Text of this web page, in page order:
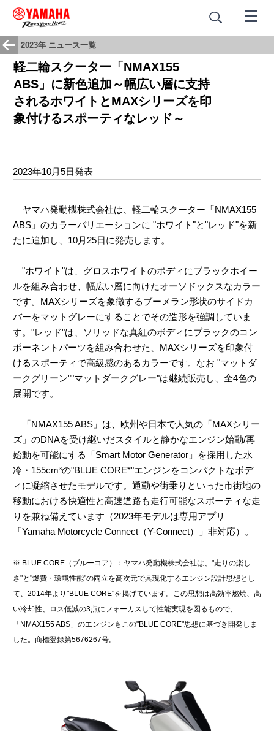
2023年 ニュース一覧
軽二輪スクーター「NMAX155
ABS」に新色追加～幅広い層に支持
されるホワイトとMAXシリーズを印
象付けるスポーティなレッド～
2023年10月5日発表
ヤマハ発動機株式会社は、軽二輪スクーター「NMAX155
ABS」のカラーバリエーションに "ホワイト"と"レッド"を新
たに追加し、10月25日に発売します。
"ホワイト"は、グロスホワイトのボディにブラックホイー
ルを組み合わせ、幅広い層に向けたオーソドックスなカラー
です。MAXシリーズを象徴するブーメラン形状のサイドカ
バーをマットグレーにすることでその造形を強調していま
す。"レッド"は、ソリッドな真紅のボディにブラックのコン
ポーネントパーツを組み合わせた、MAXシリーズを印象付
けるスポーティで高級感のあるカラーです。なお "マットダ
ークグリーン""マットダークグレー"は継続販売し、全4色の
展開です。
「NMAX155 ABS」は、欧州や日本で人気の「MAXシリー
ズ」のDNAを受け継いだスタイルと静かなエンジン始動/再
始動を可能にする「Smart Motor Generator」を採用した水
冷・155cm³の"BLUE CORE*"エンジンをコンパクトなボデ
ィに凝縮させたモデルです。通勤や街乗りといった市街地の
移動における快適性と高速道路も走行可能なスポーティな走
りを兼ね備えています（2023年モデルは専用アプリ
「Yamaha Motorcycle Connect（Y-Connect）」非対応）。
※ BLUE CORE（ブルーコア）：ヤマハ発動機株式会社は、"走りの楽し
さ"と"燃費・環境性能"の両立を高次元で具現化するエンジン設計思想とし
て、2014年より"BLUE CORE"を掲げています。この思想は高効率燃焼、高
い冷却性、ロス低減の3点にフォーカスして性能実現を図るもので、
「NMAX155 ABS」のエンジンもこの"BLUE CORE"思想に基づき開発しま
した。商標登録第5676267号。